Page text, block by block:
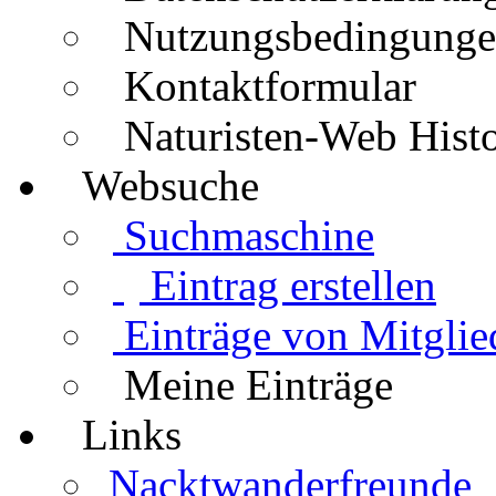
Kontaktformular
Naturisten-Web
Websuche
Suchmaschine
Eintrag erstellen
Einträge von
Meine Einträge
Links
Nacktwanderfreunde